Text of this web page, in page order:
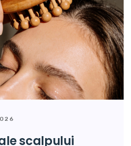
ale scalpului